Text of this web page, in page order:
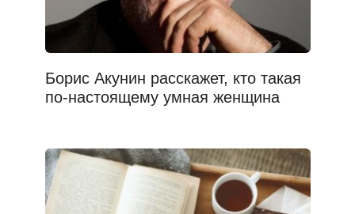
Борис Акунин расскажет, кто такая
по-настоящему умная женщина